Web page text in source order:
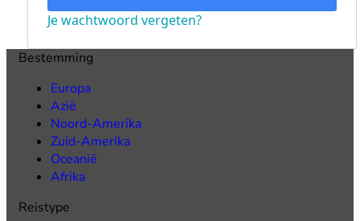
Je wachtwoord vergeten?
Bestemming
Europa
Azië
Noord-Amerika
Zuid-Amerika
Oceanië
Afrika
Reistype